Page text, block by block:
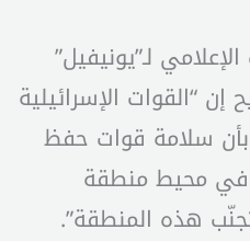
لـ”يونيفيل”
“القوات الإسرائيلية
بأن سلامة قوات حفظ
في محيط منطقة
هذه المنطقة”.